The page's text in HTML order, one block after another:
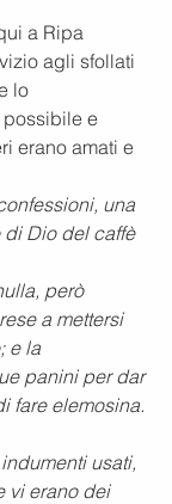
a Ripa
agli sfollati
lo
e
erano amati e
una
di Dio del caffè
però
a mettersi
e la
panini per dar
fare elemosina.
usati,
vi erano dei